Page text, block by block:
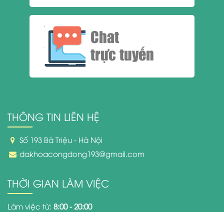
Chat
trực tuyến
THÔNG TIN LIÊN HỆ
Số 193 Bà Triệu - Hà Nội
dakhoacongdong193@gmail.com
THỜI GIAN LÀM VIỆC
Làm việc từ: 8:00 - 20:00